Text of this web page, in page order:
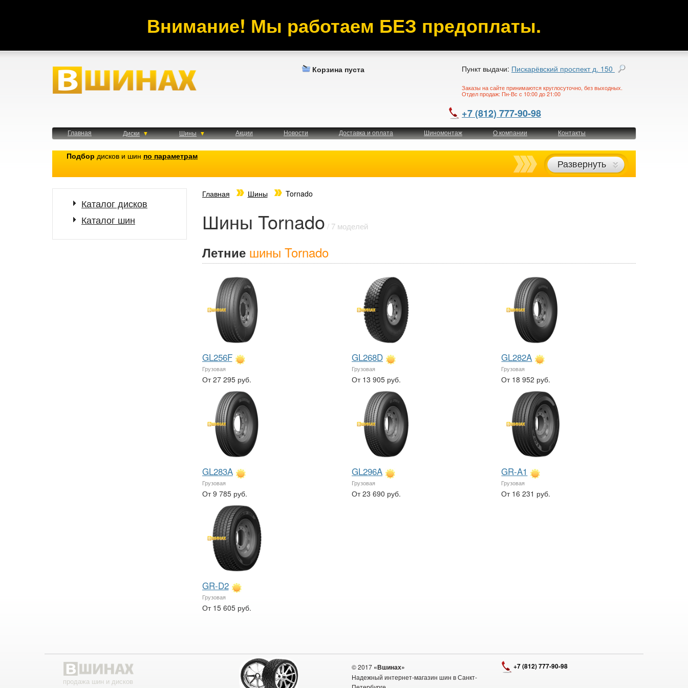
Внимание! Мы работаем БЕЗ предоплаты.
Корзина пуста Пункт выдачи: Пискарёвский проспект д. 150
Заказы на сайте принимаются круглосуточно, без выходных.
Отдел продаж: Пн-Вс с 10:00 до 21:00
+7 (812) 777-90-98
Главная Диски Шины Акции Новости Доставка и оплата Шиномонтаж О компании Контакты
Подбор дисков и шин по параметрам
Развернуть
Каталог дисков
Каталог шин
Главная Шины Tornado
Шины Tornado / 7 моделей
Летние шины Tornado
GL256F
Грузовая
От 27 295 руб.
GL268D
Грузовая
От 13 905 руб.
GL282A
Грузовая
От 18 952 руб.
GL283A
Грузовая
От 9 785 руб.
GL296A
Грузовая
От 23 690 руб.
GR-A1
Грузовая
От 16 231 руб.
GR-D2
Грузовая
От 15 605 руб.
продажа шин и дисков
© 2017 «Вшинах»
Надежный интернет-магазин шин в Санкт-
+7 (812) 777-90-98